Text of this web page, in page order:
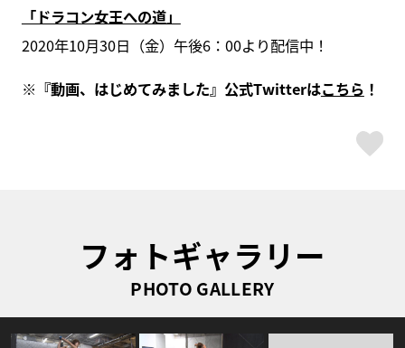
「ドラコン女王への道」
2020年10月30日（金）午後6：00より配信中！
※『動画、はじめてみました』公式Twitterはこちら ！
フォトギャラリー
PHOTO GALLERY